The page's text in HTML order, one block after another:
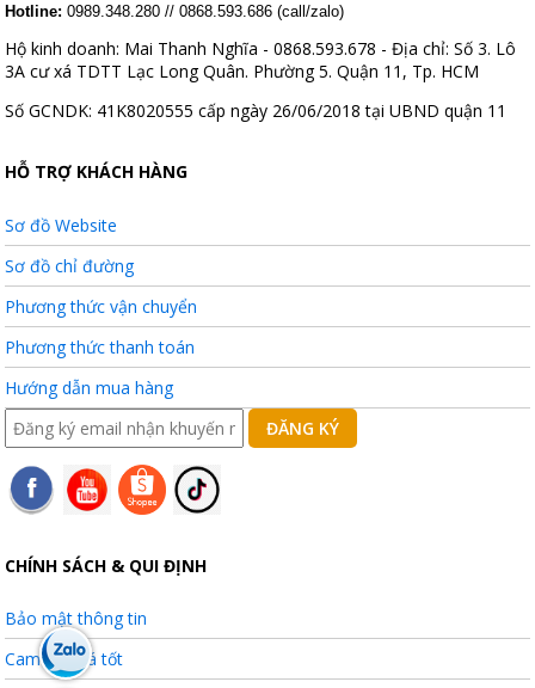
Hotline:0989.348.280 // 0868.593.686 (call/zalo)
Hộ kinh doanh: Mai Thanh Nghĩa - 0868.593.678 - Địa chỉ: Số 3. Lô
3A cư xá TDTT Lạc Long Quân. Phường 5. Quận 11, Tp. HCM
Số GCNDK: 41K8020555 cấp ngày 26/06/2018 tại UBND quận 11
HỖ TRỢ KHÁCH HÀNG
Sơ đồ Website
Sơ đồ chỉ đường
Phương thức vận chuyển
Phương thức thanh toán
Hướng dẫn mua hàng
CHÍNH SÁCH & QUI ĐỊNH
Bảo mật thông tin
Cam kết giá tốt